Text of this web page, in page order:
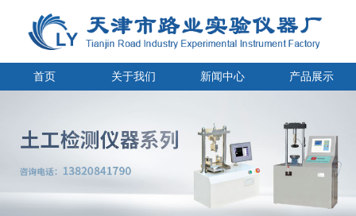
首页 关于我们 新闻中心 产品展示